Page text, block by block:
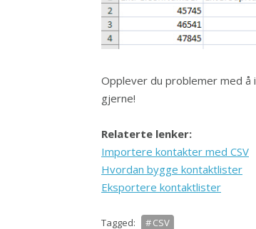
Opplever du problemer med
gjerne!
Relaterte lenker:
Importere kontakter med CSV
Hvordan bygge kontaktlister
Eksportere kontaktlister
Tagged: CSV